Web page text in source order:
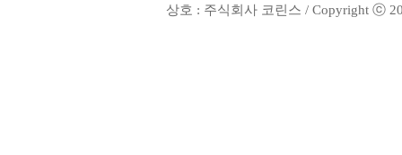
상호 : 주식회사 코린스 / Copyright ⓒ